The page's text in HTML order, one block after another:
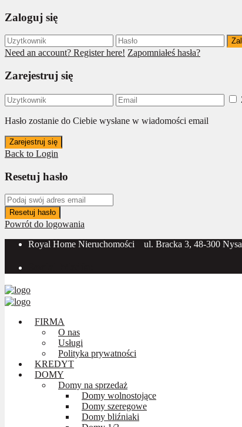
Zaloguj się
Need an account? Register here! Zapomniałeś hasła?
Zarejestruj się
Hasło zostanie do Ciebie wysłane w wiadomości email
Zarejestruj się
Back to Login
Resetuj hasło
Resetuj hasło
Powrót do logowania
Royal Home Nieruchomości
ul. Bracka 3, 48-300
FIRMA
O nas
Usługi
Polityka prywatności
KREDYT
DOMY
Domy na sprzedaż
Domy wolnostojące
Domy szeregowe
Domy bliźniaki